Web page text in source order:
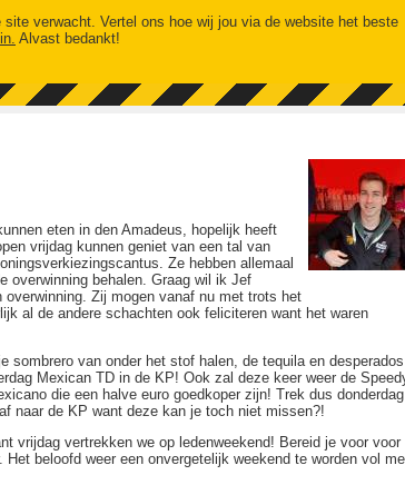
verwacht. Vertel ons hoe wij jou via de website het beste
Alvast bedankt!
eten in den Amadeus, hopelijk heeft
vrijdag kunnen geniet van een tal van
Ze hebben allemaal
overwinning behalen. Graag wil ik Jef
Zij mogen vanaf nu met trots het
al de andere schachten ook feliciteren want het waren
sombrero van onder het stof halen, de tequila en desperados
Mexican TD in de KP! Ook zal deze keer weer de
die een halve euro goedkoper zijn! Trek dus donderdag
naar de KP want deze kan je toch niet missen?!
vrijdag vertrekken we op ledenweekend! Bereid je voor voor
beloofd weer een onvergetelijk weekend te worden vol